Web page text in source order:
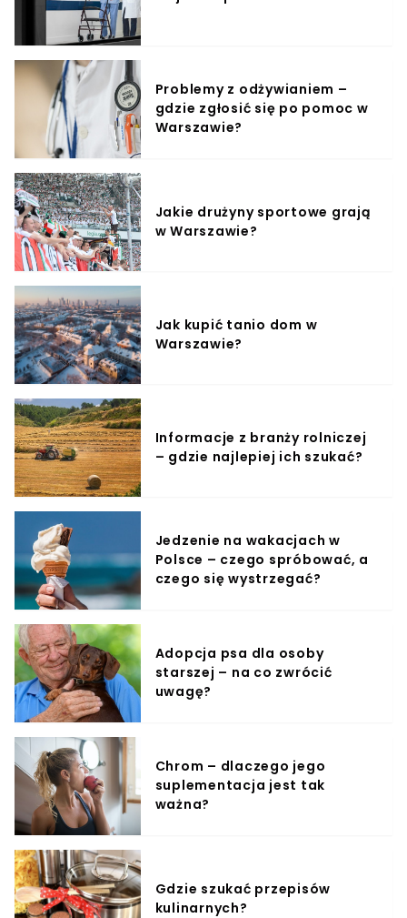
Problemy z odżywianiem –
gdzie zgłosić się po pomoc w
Warszawie?
Jakie drużyny sportowe grają
w Warszawie?
Jak kupić tanio dom w
Warszawie?
Informacje z branży rolniczej
– gdzie najlepiej ich szukać?
Jedzenie na wakacjach w
Polsce – czego spróbować, a
czego się wystrzegać?
Adopcja psa dla osoby
starszej – na co zwrócić
uwagę?
Chrom – dlaczego jego
suplementacja jest tak
ważna?
Gdzie szukać przepisów
kulinarnych?